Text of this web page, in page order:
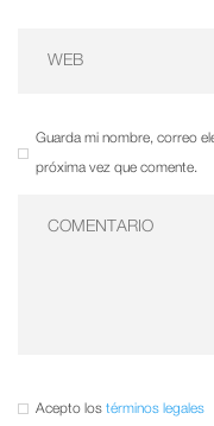
Guarda mi nombre, correo
próxima vez que comente.
Acepto los términos legales